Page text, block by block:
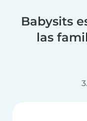
Babysits
las